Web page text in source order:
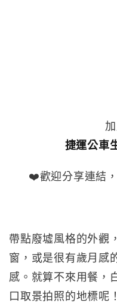
捷運公車
❤️歡迎分享連結
帶點廢墟風格的外觀
窗，或是很有歲月感
感。就算不來用餐，
口取景拍照的地標呢！